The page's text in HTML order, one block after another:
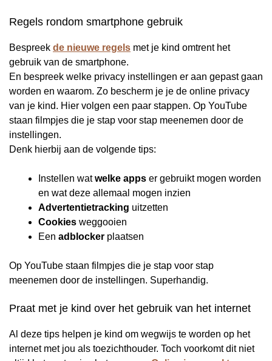
Regels rondom smartphone gebruik
Bespreek de nieuwe regels met je kind omtrent het
gebruik van de smartphone.
En bespreek welke privacy instellingen er aan gepast gaan
worden en waarom. Zo bescherm je je de online privacy
van je kind. Hier volgen een paar stappen. Op YouTube
staan filmpjes die je stap voor stap meenemen door de
instellingen.
Denk hierbij aan de volgende tips:
Instellen watwelke apps er gebruikt mogen worden
en wat deze allemaal mogen inzien
Advertentietracking uitzetten
Cookies weggooien
Een adblocker plaatsen
Op YouTube staan filmpjes die je stap voor stap
meenemen door de instellingen. Superhandig.
Praat met je kind over het gebruik van het internet
Al deze tips helpen je kind om wegwijs te worden op het
internet met jou als toezichthouder. Toch voorkomt dit niet